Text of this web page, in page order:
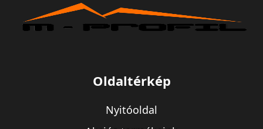
Oldaltérkép
Nyitóoldal